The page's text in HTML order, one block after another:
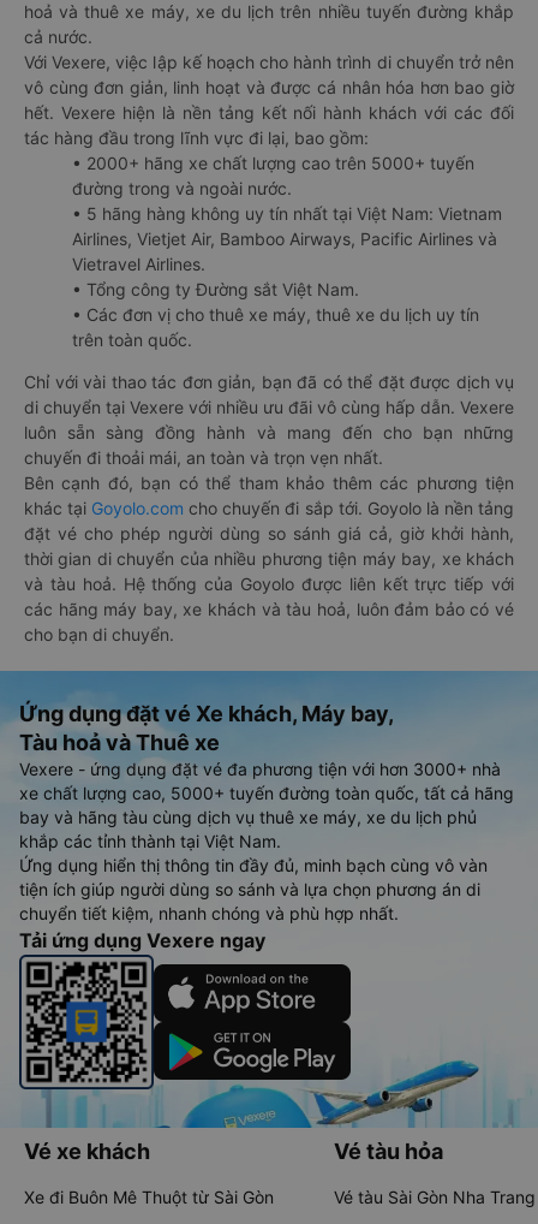
hoả và thuê xe máy, xe du lịch trên nhiều tuyến đường khắp
cả nước.
Với Vexere, việc lập kế hoạch cho hành trình di chuyển trở nên
vô cùng đơn giản, linh hoạt và được cá nhân hóa hơn bao giờ
hết. Vexere hiện là nền tảng kết nối hành khách với các đối
tác hàng đầu trong lĩnh vực đi lại, bao gồm:
• 2000+ hãng xe chất lượng cao trên 5000+ tuyến
đường trong và ngoài nước.
• 5 hãng hàng không uy tín nhất tại Việt Nam: Vietnam
Airlines, Vietjet Air, Bamboo Airways, Pacific Airlines và
Vietravel Airlines.
• Tổng công ty Đường sắt Việt Nam.
• Các đơn vị cho thuê xe máy, thuê xe du lịch uy tín
trên toàn quốc.
Chỉ với vài thao tác đơn giản, bạn đã có thể đặt được dịch vụ
di chuyển tại Vexere với nhiều ưu đãi vô cùng hấp dẫn. Vexere
luôn sẵn sàng đồng hành và mang đến cho bạn những
chuyến đi thoải mái, an toàn và trọn vẹn nhất.
Bên cạnh đó, bạn có thể tham khảo thêm các phương tiện
khác tại Goyolo.com cho chuyến đi sắp tới. Goyolo là nền tảng
đặt vé cho phép người dùng so sánh giá cả, giờ khởi hành,
thời gian di chuyển của nhiều phương tiện máy bay, xe khách
và tàu hoả. Hệ thống của Goyolo được liên kết trực tiếp với
các hãng máy bay, xe khách và tàu hoả, luôn đảm bảo có vé
cho bạn di chuyển.
Ứng dụng đặt vé Xe khách, Máy bay,
Tàu hoả và Thuê xe
Vexere - ứng dụng đặt vé đa phương tiện với hơn 3000+ nhà
xe chất lượng cao, 5000+ tuyến đường toàn quốc, tất cả hãng
bay và hãng tàu cùng dịch vụ thuê xe máy, xe du lịch phủ
khắp các tỉnh thành tại Việt Nam.
Ứng dụng hiển thị thông tin đầy đủ, minh bạch cùng vô vàn
tiện ích giúp người dùng so sánh và lựa chọn phương án di
chuyển tiết kiệm, nhanh chóng và phù hợp nhất.
Tải ứng dụng Vexere ngay
Vé xe khách
Xe đi Buôn Mê Thuột từ Sài Gòn
Vé tàu hỏa
Vé tàu Sài Gòn Nha Trang